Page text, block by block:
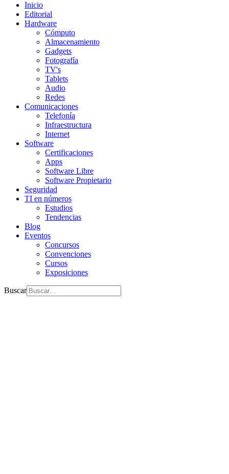
Inicio
Editorial
Hardware
Cómputo
Almacenamiento
Gadgets
Fotografía
TV's
Tablets
Audio
Redes
Comunicaciones
Telefonía
Infraestructura
Internet
Software
Certificaciones
Apps
Software Libre
Software Propietario
Seguridad
TI en números
Estudios
Tendencias
Blog
Eventos
Concursos
Convenciones
Cursos
Exposiciones
Buscar